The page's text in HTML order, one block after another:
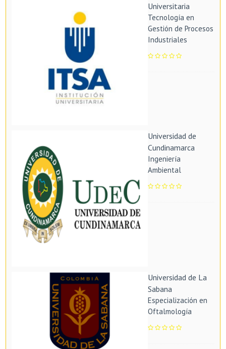
Universitaria
Tecnología en
Gestión de Procesos
Industriales
Universidad de
Cundinamarca
Ingeniería
Ambiental
Universidad de La
Sabana
Especialización en
Oftalmología